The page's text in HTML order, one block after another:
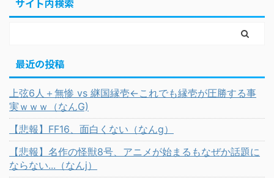
サイト内検索
最近の投稿
上弦6人＋無惨 vs 継国縁壱←これでも縁壱が圧勝する事
実ｗｗｗ（なんG)
【悲報】FF16、面白くない（なんg）
【悲報】名作の怪獣8号、アニメが始まるもなぜか話題に
ならない...（なんj）